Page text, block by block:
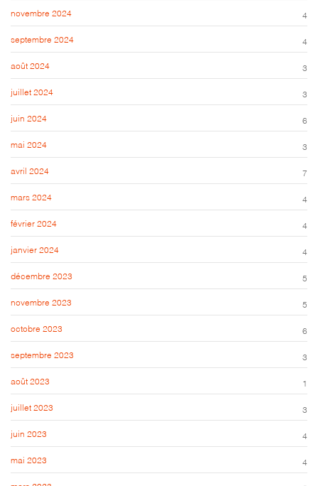
novembre 2024 4
septembre 2024 4
août 2024 3
juillet 2024 3
juin 2024 6
mai 2024 3
avril 2024 7
mars 2024 4
février 2024 4
janvier 2024 4
décembre 2023 5
novembre 2023 5
octobre 2023 6
septembre 2023 3
août 2023 1
juillet 2023 3
juin 2023 4
mai 2023 4